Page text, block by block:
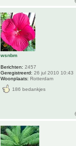
wsnbm
Berichten: 2457
Geregistreerd: 26 jul 2010 10:43
Woonplaats: Rotterdam
186 bedankjes